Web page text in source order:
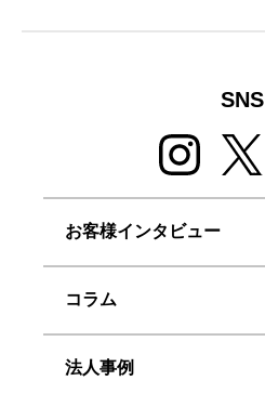
SNS
お客様インタビュー
コラム
法人事例